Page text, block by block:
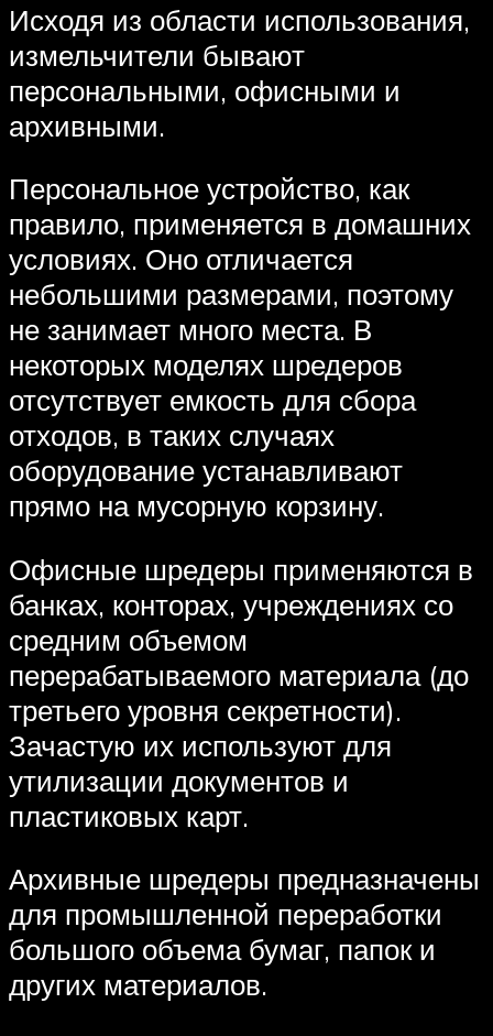
Исходя из области использования,
измельчители бывают
персональными, офисными и
архивными.
Персональное устройство, как
правило, применяется в домашних
условиях. Оно отличается
небольшими размерами, поэтому
не занимает много места. В
некоторых моделях шредеров
отсутствует емкость для сбора
отходов, в таких случаях
оборудование устанавливают
прямо на мусорную корзину.
Офисные шредеры применяются в
банках, конторах, учреждениях со
средним объемом
перерабатываемого материала (до
третьего уровня секретности).
Зачастую их используют для
утилизации документов и
пластиковых карт.
Архивные шредеры предназначены
для промышленной переработки
большого объема бумаг, папок и
других материалов.